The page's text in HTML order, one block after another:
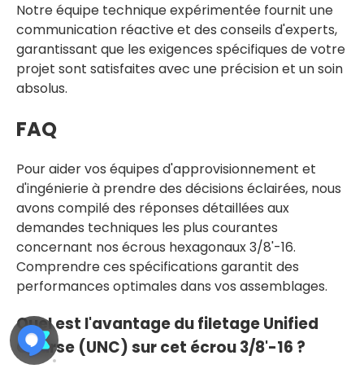
Notre équipe technique expérimentée fournit une
communication réactive et des conseils d'experts,
garantissant que les exigences spécifiques de votre
projet sont satisfaites avec une précision et un soin
absolus.
FAQ
Pour aider vos équipes d'approvisionnement et
d'ingénierie à prendre des décisions éclairées, nous
avons compilé des réponses détaillées aux
demandes techniques les plus courantes
concernant nos écrous hexagonaux 3/8'-16.
Comprendre ces spécifications garantit des
performances optimales dans vos assemblages.
Quel est l'avantage du filetage Unified
Coarse (UNC) sur cet écrou 3/8'-16 ?